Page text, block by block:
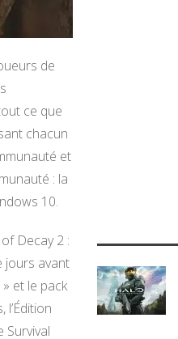
de
ce que
chacun
et
: la
10.
Decay 2 :
jours avant
et le pack
Survival